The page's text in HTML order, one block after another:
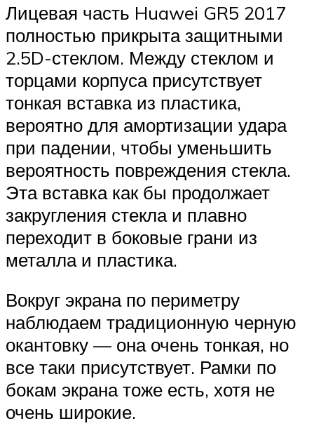
Лицевая часть Huawei GR5 2017
полностью прикрыта защитными
2.5D-стеклом. Между стеклом и
торцами корпуса присутствует
тонкая вставка из пластика,
вероятно для амортизации удара
при падении, чтобы уменьшить
вероятность повреждения стекла.
Эта вставка как бы продолжает
закругления стекла и плавно
переходит в боковые грани из
металла и пластика.
Вокруг экрана по периметру
наблюдаем традиционную черную
окантовку — она очень тонкая, но
все таки присутствует. Рамки по
бокам экрана тоже есть, хотя не
очень широкие.